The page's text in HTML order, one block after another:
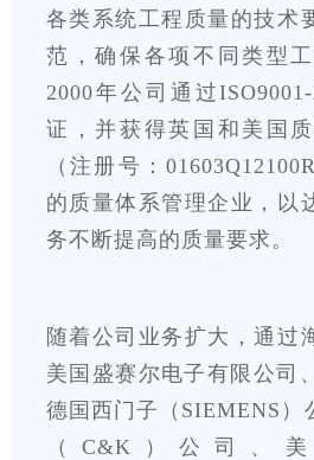
各类系统工程质量的技术
范，确保各项不同类型
2000年公司通过
证，并获得英国和美国
（注册号：
的质量体系管理企业，以
务不断提高的质量要求。
随着公司业务扩大，通过
美国盛赛尔电子有限公司
德国西门子（SIEMENS）
（C&K）公司、